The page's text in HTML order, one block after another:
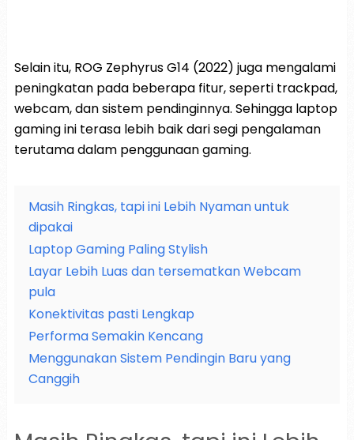
Selain itu, ROG Zephyrus G14 (2022) juga mengalami
peningkatan pada beberapa fitur, seperti trackpad,
webcam, dan sistem pendinginnya. Sehingga laptop
gaming ini terasa lebih baik dari segi pengalaman
terutama dalam penggunaan gaming.
Masih Ringkas, tapi ini Lebih Nyaman untuk
dipakai
Laptop Gaming Paling Stylish
Layar Lebih Luas dan tersematkan Webcam
pula
Konektivitas pasti Lengkap
Performa Semakin Kencang
Menggunakan Sistem Pendingin Baru yang
Canggih